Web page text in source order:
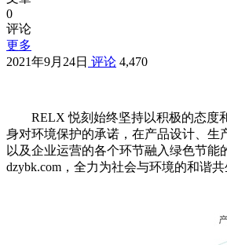
0
评论
更多
2021年9月24日 评论 4,470
RELX 悦刻始终坚持以积极的态度
身对环境保护的承诺，在产品设计、生
以及企业运营的各个环节融入绿色节能
dzybk.com，全力为社会与环境的和谐共